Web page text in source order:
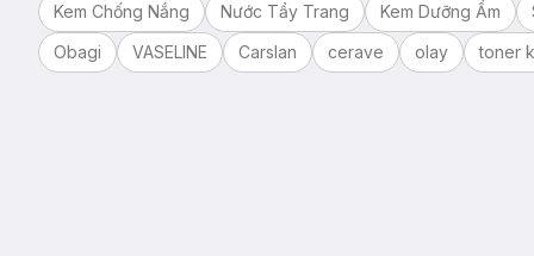
Kem Chống Nắng Nước Tẩy Trang Kem Dưỡng Ẩm
Obagi
VASELINE Carslan cerave olay toner